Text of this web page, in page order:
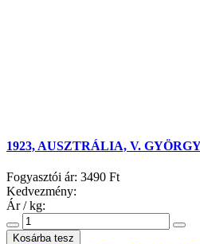
1923, AUSZTRÁLIA, V.
Fogyasztói ár: 3490 Ft
Kedvezmény:
Ár / kg: